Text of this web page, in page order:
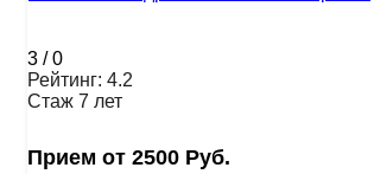
3 /0
Рейтинг: 4.2
Стаж 7 лет
Прием от 2500 Руб.